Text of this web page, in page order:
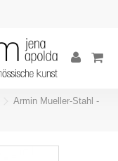
Armin Mueller-Stahl -